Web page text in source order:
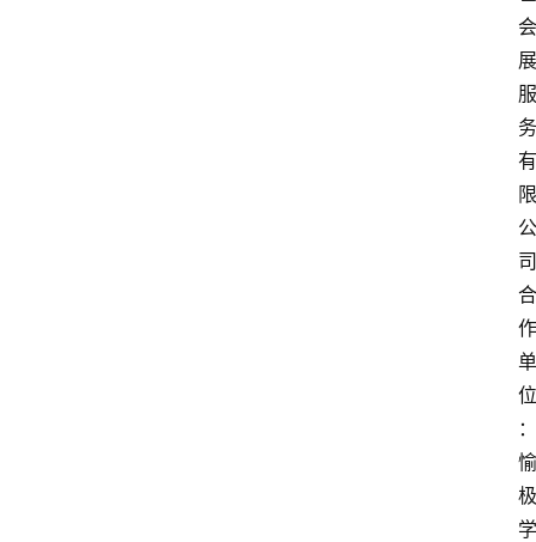
会
展
服
务
有
限
公
司
合
作
单
位
：
愉
极
学